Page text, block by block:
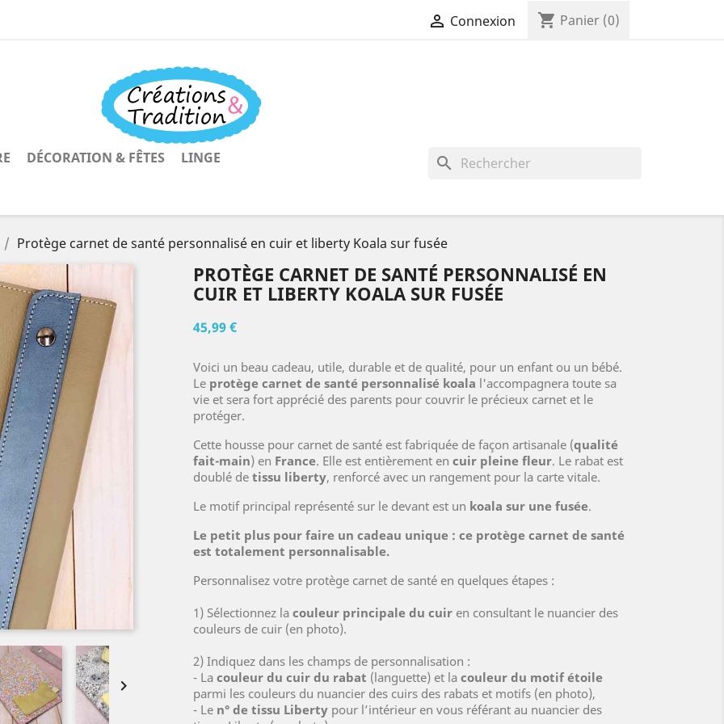
 Connexion shopping_cart Panier (0)
DÉCORATION & FÊTES LINGE search
Protège carnet de santé personnalisé en cuir et liberty Koala sur fusée

PROTÈGE CARNET DE SANTÉ PERSONNALISÉ EN
CUIR ET LIBERTY KOALA SUR FUSÉE
45,99 €
Voici un beau cadeau, utile, durable et de qualité, pour un enfant ou un bébé.
Le protège carnet de santé personnalisé koala l'accompagnera toute sa
vie et sera fort apprécié des parents pour couvrir le précieux carnet et le
protéger.
Cette housse pour carnet de santé est fabriquée de façon artisanale (qualité
fait-main) en France. Elle est entièrement en cuir pleine fleur. Le rabat est
doublé de tissu liberty, renforcé avec un rangement pour la carte vitale.
Le motif principal représenté sur le devant est un koala sur une fusée.
Le petit plus pour faire un cadeau unique : ce protège carnet de santé
est totalement personnalisable.
Personnalisez votre protège carnet de santé en quelques étapes :
1) Sélectionnez la couleur principale du cuir en consultant le nuancier des
couleurs de cuir (en photo).
2) Indiquez dans les champs de personnalisation :
- La couleur du cuir du rabat (languette) et la couleur du motif étoile
parmi les couleurs du nuancier des cuirs des rabats et motifs (en photo),
- Le n° de tissu Liberty pour l’intérieur en vous référant au nuancier des